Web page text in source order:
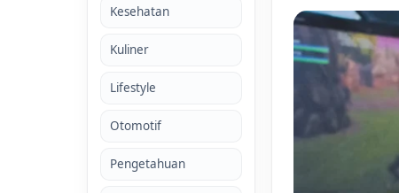
Kesehatan
Kuliner
Lifestyle
Otomotif
Pengetahuan